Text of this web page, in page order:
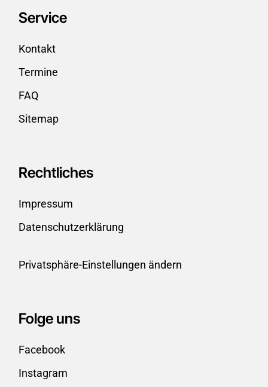
Service
Kontakt
Termine
FAQ
Sitemap
Rechtliches
Impressum
Datenschutzerklärung
Privatsphäre-Einstellungen ändern
Folge uns
Facebook
Instagram